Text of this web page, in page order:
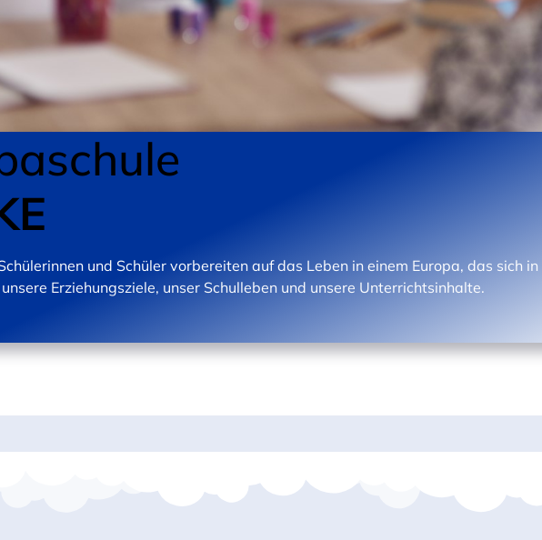
und Schüler vorbereiten auf das Leben in einem Europa, das sich
Erziehungsziele, unser Schulleben und unsere Unterrichtsinhalte.